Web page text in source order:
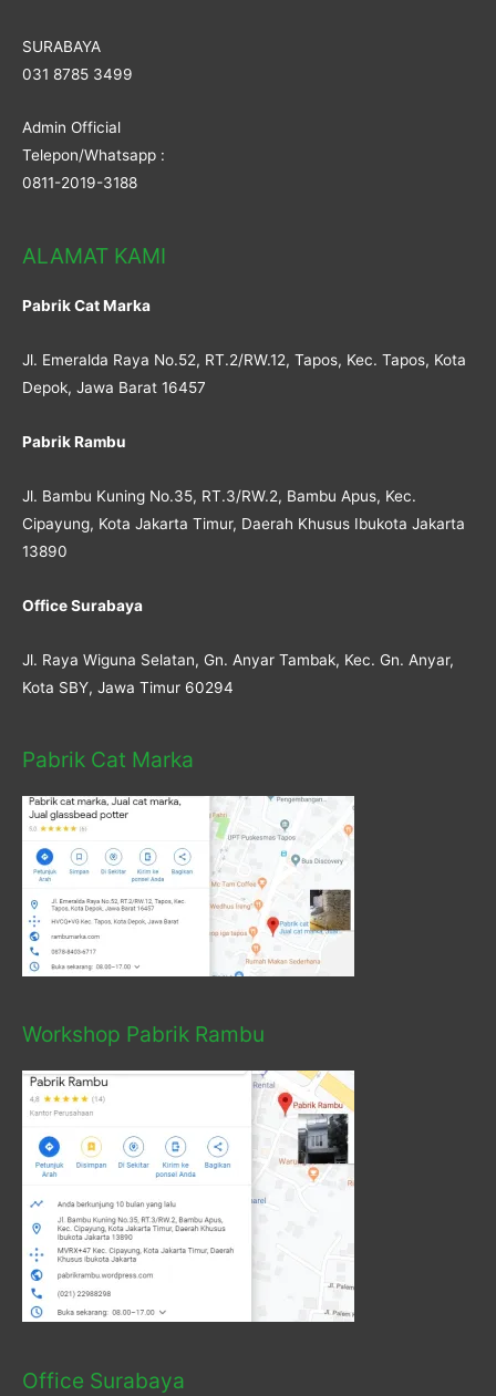
SURABAYA
031 8785 3499
Admin Official
Telepon/Whatsapp :
0811-2019-3188
ALAMAT KAMI
Pabrik Cat Marka
Jl. Emeralda Raya No.52, RT.2/RW.12, Tapos, Kec. Tapos, Kota
Depok, Jawa Barat 16457
Pabrik Rambu
Jl. Bambu Kuning No.35, RT.3/RW.2, Bambu Apus, Kec.
Cipayung, Kota Jakarta Timur, Daerah Khusus Ibukota Jakarta
13890
Office Surabaya
Jl. Raya Wiguna Selatan, Gn. Anyar Tambak, Kec. Gn. Anyar,
Kota SBY, Jawa Timur 60294
Pabrik Cat Marka
Workshop Pabrik Rambu
Office Surabaya